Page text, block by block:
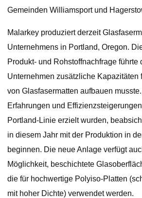
Gemeinden Williamsport und
Malarkey produziert derzeit
Unternehmens in Portland, Oregon.
Produkt- und Rohstoffnachfrage führte
Unternehmen zusätzliche Kapazitäten
von Glasfasermatten aufbauen
Erfahrungen und
Portland-Linie erzielt wurden,
in diesem Jahr mit der Produktion in
beginnen. Die neue Anlage verfügt
Möglichkeit, beschichtete
die für hochwertige Polyiso-Platten
mit hoher Dichte) verwendet werden.